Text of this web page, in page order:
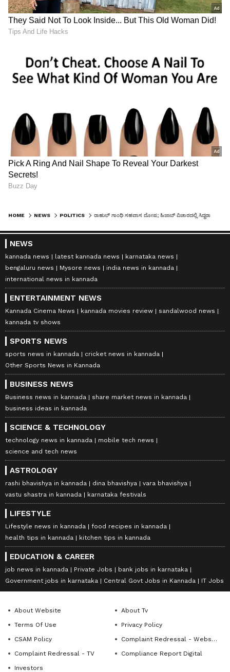
HOME NEWS POLITICS
NEWS
kannada news latest kannada news
karnataka news
bengaluru news
Mysore news
india news in kannada
international news in kannada
ENTERTAINMENT NEWS
Kannada Cinema News kannada movies review
sandalwood news
kannada tv shows
SPORTS NEWS
sports news in kannada
cricket news in kannada
Other Sports News in Kannada
BUSINESS NEWS
Business news in kannada
share market news in kannada
business ideas in kannada
SCIENCE & TECHNOLOGY
technology news in kannada
mobile tech news
science and tech news
ASTROLOGY
rashi bhavishya in kannada dina bhavishya
vara bhavishya
vastu shastra in kannada
karnataka festivals
LIFESTYLE
Lifestyle news in kannada
food recipes in kannada
health tips in kannada
kitchen tips in kannada
EDUCATION & CAREER
job news in kannada Private Jobs
bank jobs in karnataka
Government jobs in karnataka
Central Govt Jobs in Kannada IT Jobs
About Website
About Tv
Terms Of Use
Privacy Policy
CSAM Policy
Complaint Redressal - Website
Complaint Redressal - TV
Compliance Report Digital
Investors